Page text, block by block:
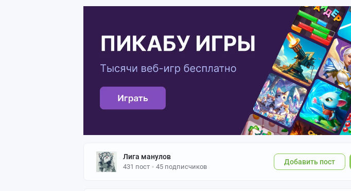
Лига манулов
431 пост 45 подписчиков
Добавить пост